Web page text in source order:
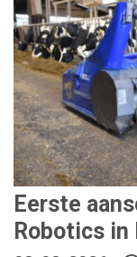
Eerste
Robotics in